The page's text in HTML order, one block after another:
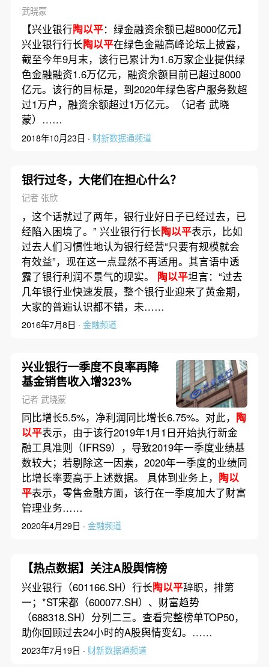
武晓蒙
【兴业银行陶以平：绿金融资余额已超8000亿元】
兴业银行行长陶以平在绿色金融高峰论坛上披露，
截至今年9月末，该行已累计为1.6万家企业提供绿
色金融融资1.6万亿元，融资余额目前已超过8000
亿元。该行的目标是，到2020年绿色客户服务数超
过1万户，融资余额超过1万亿元。（记者 武晓
蒙）……
2018年10月23日 · 财新数据通频道
银行过冬，大佬们在担心什么？
记者 张欣
，这个话就过了两年，银行业好日子已经过去，已
经陷入困境了。” 兴业银行行长陶以平表示，比如
过去人们习惯性地认为银行经营“只要有规模就会
有效益”，现在这一点显然不再适用。其言语中透
露了银行利润不景气的现实。 陶以平坦言：“过去
几年银行业快速发展，整个银行业迎来了黄金期，
大家的普遍认识都不错，未……
2016年7月8日 · 金融频道
兴业银行一季度不良率再降
基金销售收入增323%
记者 武晓蒙
同比增长5.5%，净利润同比增长6.75%。对此， 陶
以平表示，由于该行2019年1月1日开始执行新金
融工具准则（IFRS9），导致2019年一季度业绩基
数较大；若剔除这一因素，2020年一季度的业绩同
比增长率要高于上述数据。 具体到业务上， 陶以
平表示，零售金融方面，该行在一季度加大了财富
管理业务……
2020年4月29日 · 金融频道
【热点数据】关注A股舆情榜
兴业银行（601166.SH）行长陶以平辞职，排第
一；*ST宋都（600077.SH）、财富趋势
（688318.SH）分列二三。查看完整榜单TOP50，
助你回顾过去24小时的A股舆情变幻。……
2023年7月19日 · 财新数据通频道